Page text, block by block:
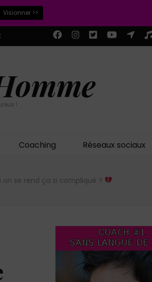
!
Coaching Réseaux sociaux
on se rend ça si compliqué ?
Visionner >>